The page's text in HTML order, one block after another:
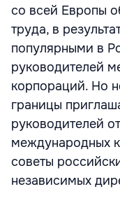
со всей Европы
труда, в
популярными в
руководителей
корпораций. Но
границы
руководителей
международных
советы
независимых